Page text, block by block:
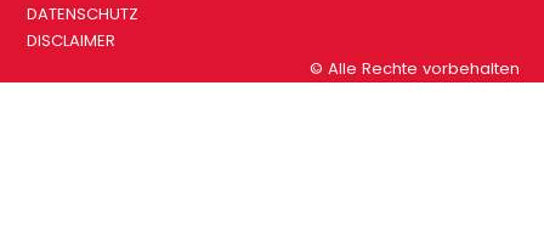
DATENSCHUTZ
DISCLAIMER
© Alle Rechte vorbehalten